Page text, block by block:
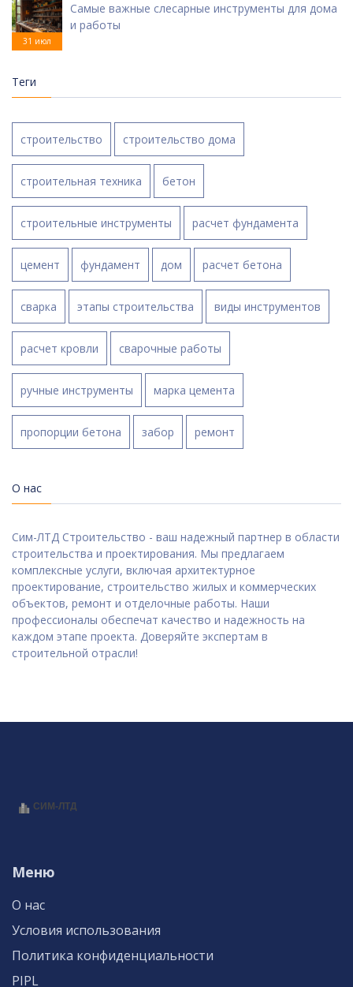
31 июл
Самые важные слесарные инструменты для дома
и работы
Теги
строительство строительство дома
строительная техника бетон
строительные инструменты расчет фундамента
цемент фундамент дом расчет бетона
сварка этапы строительства виды инструментов
расчет кровли сварочные работы
ручные инструменты марка цемента
пропорции бетона забор ремонт
О нас
Сим-ЛТД Строительство - ваш надежный партнер в области
строительства и проектирования. Мы предлагаем
комплексные услуги, включая архитектурное
проектирование, строительство жилых и коммерческих
объектов, ремонт и отделочные работы. Наши
профессионалы обеспечат качество и надежность на
каждом этапе проекта. Доверяйте экспертам в
строительной отрасли!
Меню
О нас
Условия использования
Политика конфиденциальности
PIPL